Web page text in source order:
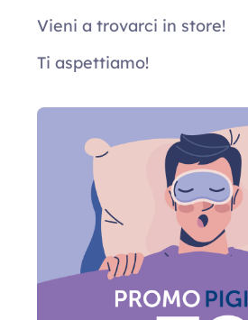
Vieni a trovarci in store!
Ti aspettiamo!